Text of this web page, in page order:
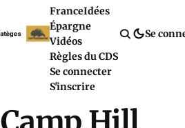
FranceIdées
Épargne
Vidéos
Règles du CDS
Se connecter
S'inscrire
Se